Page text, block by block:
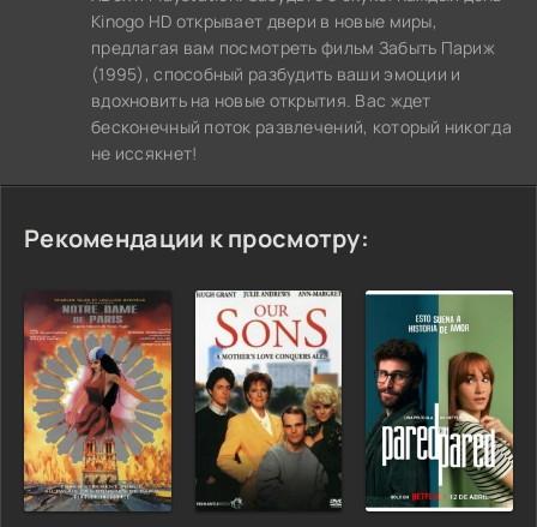
Kinogo HD открывает двери в новые миры,
предлагая вам посмотреть фильм Забыть Париж
(1995), способный разбудить ваши эмоции и
вдохновить на новые открытия. Вас ждет
бесконечный поток развлечений, который никогда
не иссякнет!
Рекомендации к просмотру: